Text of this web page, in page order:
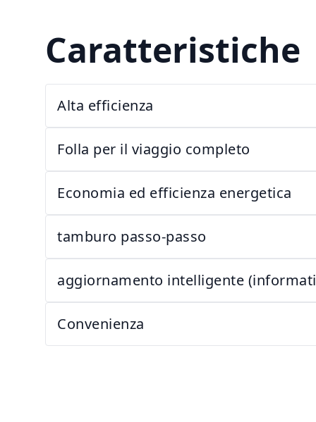
Caratteristiche
Alta efficienza
Folla per il viaggio completo
Economia ed efficienza energetica
tamburo passo-passo
aggiornamento intelligente
Convenienza